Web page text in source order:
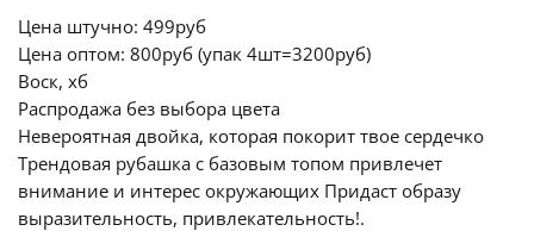
Цена штучно: 499руб
Цена оптом: 800руб (упак 4шт=3200руб)
Воск, хб
Распродажа без выбора цвета
Невероятная двойка, которая покорит твое сердечко
Трендовая рубашка с базовым топом привлечeт
внимание и интерес окружающих Придаст образу
выразительность, привлекательность!.